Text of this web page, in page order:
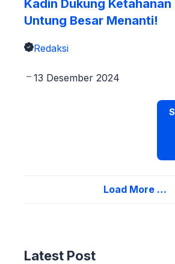
Kadin Dukung Ketahanan
Untung Besar Menanti!
Redaksi
13 Desember 2024
Load More …
Latest Post
Nataru Ancam Kantong